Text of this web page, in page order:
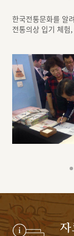
한국전통문화를 알
전통의상 입기 체험
자